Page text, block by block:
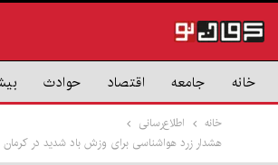
خانه جامعه اقتصاد حوادث
خانه
اطلاع‌رسانی
هشدار زرد هواشناسی برای وزش باد شدید در کرمان